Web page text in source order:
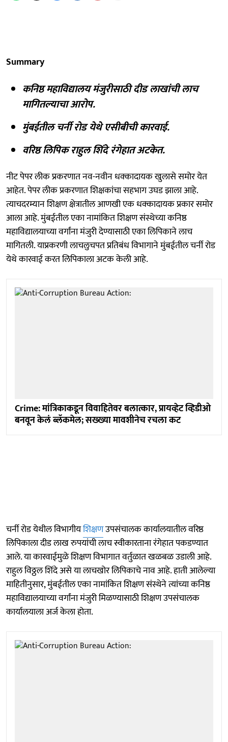
Summary
कनिष्ठ महाविद्यालय मंजुरीसाठी दीड लाखांची लाच
मागितल्याचा आरोप.
मुंबईतील चर्नी रोड येथे एसीबीची कारवाई.
वरिष्ठ लिपिक राहुल शिंदे रंगेहात अटकेत.
नीट पेपर लीक प्रकरणात नव-नवीन धक्कादायक खुलासे समोर येत
आहेत. पेपर लीक प्रकरणात शिक्षकांचा सहभाग उघड झाला आहे.
त्याचदरम्यान शिक्षण क्षेत्रातील आणखी एक धक्कादायक प्रकार समोर
आला आहे. मुंबईतील एका नामांकित शिक्षण संस्थेच्या कनिष्ठ
महाविद्यालयाच्या वर्गांना मंजुरी देण्यासाठी एका लिपिकाने लाच
मागितली. याप्रकरणी लाचलुचपत प्रतिबंध विभागाने मुंबईतील चर्नी रोड
येथे कारवाई करत लिपिकाला अटक केली आहे.
Crime: मांत्रिकाकडून विवाहितेवर बलात्कार, प्रायव्हेट व्हिडीओ
बनवून केलं ब्लॅकमेल; सख्ख्या मावशीनेच रचला कट
चर्नी रोड येथील विभागीयशिक्षणउपसंचालक कार्यालयातील वरिष्ठ
लिपिकाला दीड लाख रुपयांची लाच स्वीकारताना रंगेहात पकडण्यात
आले. या कारवाईमुळे शिक्षण विभागात वर्तुळात खळबळ उडाली आहे.
राहुल विठ्ठल शिंदे असे या लाचखोर लिपिकाचे नाव आहे. हाती आलेल्या
माहितीनुसार, मुंबईतील एका नामांकित शिक्षण संस्थेने त्यांच्या कनिष्ठ
महाविद्यालयाच्या वर्गांना मंजुरी मिळण्यासाठी शिक्षण उपसंचालक
कार्यालयाला अर्ज केला होता.